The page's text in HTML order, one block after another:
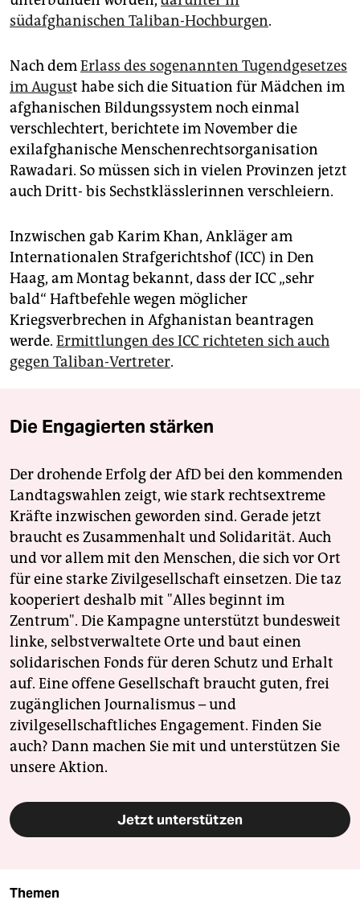
südafghanischen Taliban-Hochburgen.
Nach demErlass des sogenannten Tugendgesetzes
im August habe sich die Situation für Mädchen im
afghanischen Bildungssystem noch einmal
verschlechtert, berichtete im November die
exilafghanische Menschenrechtsorganisation
Rawadari. So müssen sich in vielen Provinzen jetzt
auch Dritt- bis Sechstklässlerinnen verschleiern.
Inzwischen gab Karim Khan, Ankläger am
Internationalen Strafgerichtshof (ICC) in Den
Haag, am Montag bekannt, dass der ICC „sehr
bald“ Haftbefehle wegen möglicher
Kriegsverbrechen in Afghanistan beantragen
werde. Ermittlungen des ICC richteten sich auch
gegen Taliban-Vertreter.
Die Engagierten stärken
Der drohende Erfolg der AfD bei den kommenden
Landtagswahlen zeigt, wie stark rechtsextreme
Kräfte inzwischen geworden sind. Gerade jetzt
braucht es Zusammenhalt und Solidarität. Auch
und vor allem mit den Menschen, die sich vor Ort
für eine starke Zivilgesellschaft einsetzen. Die taz
kooperiert deshalb mit "Alles beginnt im
Zentrum". Die Kampagne unterstützt bundesweit
linke, selbstverwaltete Orte und baut einen
solidarischen Fonds für deren Schutz und Erhalt
auf. Eine offene Gesellschaft braucht guten, frei
zugänglichen Journalismus – und
zivilgesellschaftliches Engagement. Finden Sie
auch? Dann machen Sie mit und unterstützen Sie
unsere Aktion.
Jetzt unterstützen
Themen